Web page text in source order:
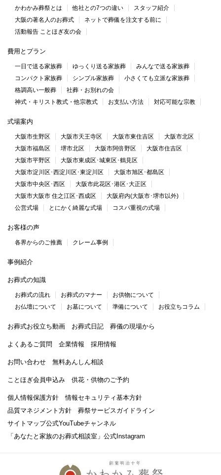
かわかみ葬祭とは 他社との7つの違い
スタッフ紹介
大阪の著名人のお葬式
ネットで葬儀を注文する前に
活動報告 ことほぎ友の会
費用とプラン
一日で送る家族葬 ゆっくり送る家族葬
みんなで送る家族葬
コンパクト家族葬
シンプル家族葬
小さくても立派な家族葬
格調高い一般葬
社葬・お別れの会
神式・キリスト教式・他宗教式
お支払い方法 対応可能な宗教
式場案内
大阪市生野区 大阪市天王寺区 大阪市東住吉区
大阪市北区
大阪市福島区
堺市北区 大阪市阿倍野区
大阪市住吉区
大阪市平野区
大阪市東成区･城東区･鶴見区
大阪市淀川区･西淀川区･東淀川区
大阪市旭区･都島区
大阪市中央区･西区
大阪市此花区･港区･大正区
大阪市大阪市 住之江区･西成区
大阪府内(大阪市･堺市以外)
公営式場
とにかく綺麗な式場 コスパ重視の式場
お客様の声
各界からのご推薦 クレーム事例
事例紹介
お葬式の知識
お葬式の流れ お葬式のマナー
お供物について
お仏壇について
お墓について 準備について お役立ちコラム
お葬式お役立ち動画 お葬式日記 葬儀の現場から
よくあるご質問 企業情報 採用情報
お問い合わせ 無料あんしん相談
ことほぎ会員申込み 供花・供物のご予約
個人情報保護方針
情報セキュリティ基本方針
品質マネジメント方針
葬祭サービスガイドライン
サイトマップ公式YouTubeチャンネル
「あなたと家族のお葬式相談室」 公式Instagram